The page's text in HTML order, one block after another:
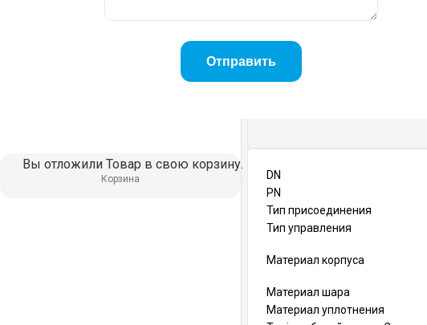
Вы отложили Товар в свою корзину.
Корзина DN
PN
Тип присоединения
Тип управления
Материал корпуса
Материал шара
Материал уплотнения